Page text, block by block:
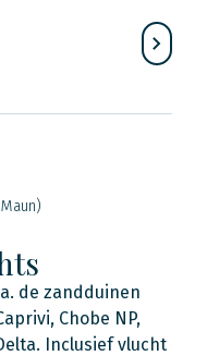
de zandduinen
Chobe NP,
Inclusief vlucht